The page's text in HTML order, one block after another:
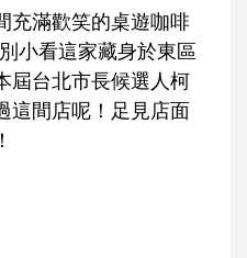
充滿歡笑的桌遊咖啡
小看這家藏身於東區
屆台北市長候選人柯
這間店呢！足見店面